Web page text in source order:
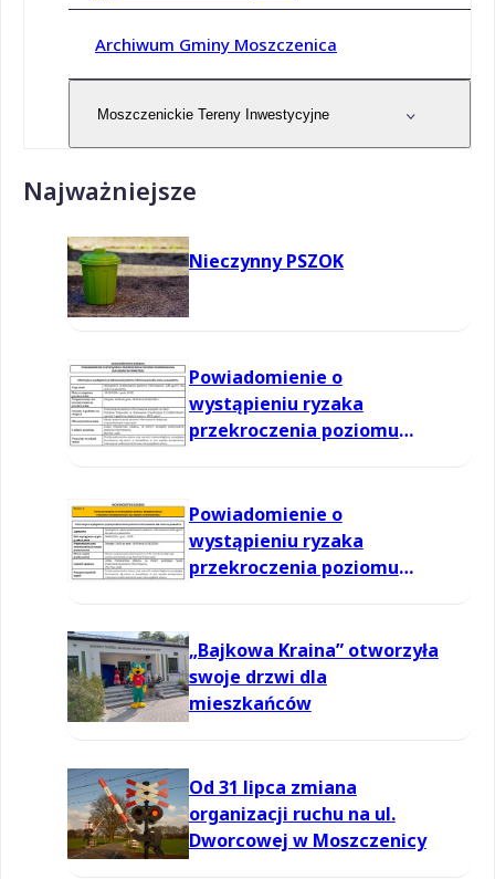
Archiwum Gminy Moszczenica
Moszczenickie Tereny Inwestycyjne
Najważniejsze
Nieczynny PSZOK
Powiadomienie o
wystąpieniu ryzaka
przekroczenia poziomu
Powiadomienie o
wystąpieniu ryzaka
przekroczenia poziomu
„Bajkowa Kraina” otworzyła
swoje drzwi dla
mieszkańców
Od 31 lipca zmiana
organizacji ruchu na ul.
Dworcowej w Moszczenicy